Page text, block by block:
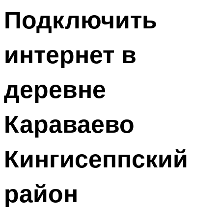
Подключить
интернет в
деревне
Караваево
Кингисеппский
район